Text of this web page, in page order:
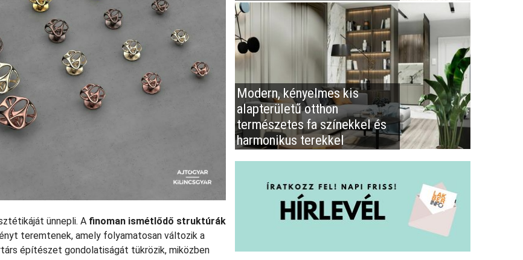
ünnepli. A finoman ismétlődő struktúrák
teremtenek, amely folyamatosan változik a
építészet gondolatiságát tükrözik, miközben
Modern, kényelmes kis
alapterületű otthon
természetes fa színekkel és
harmonikus terekkel